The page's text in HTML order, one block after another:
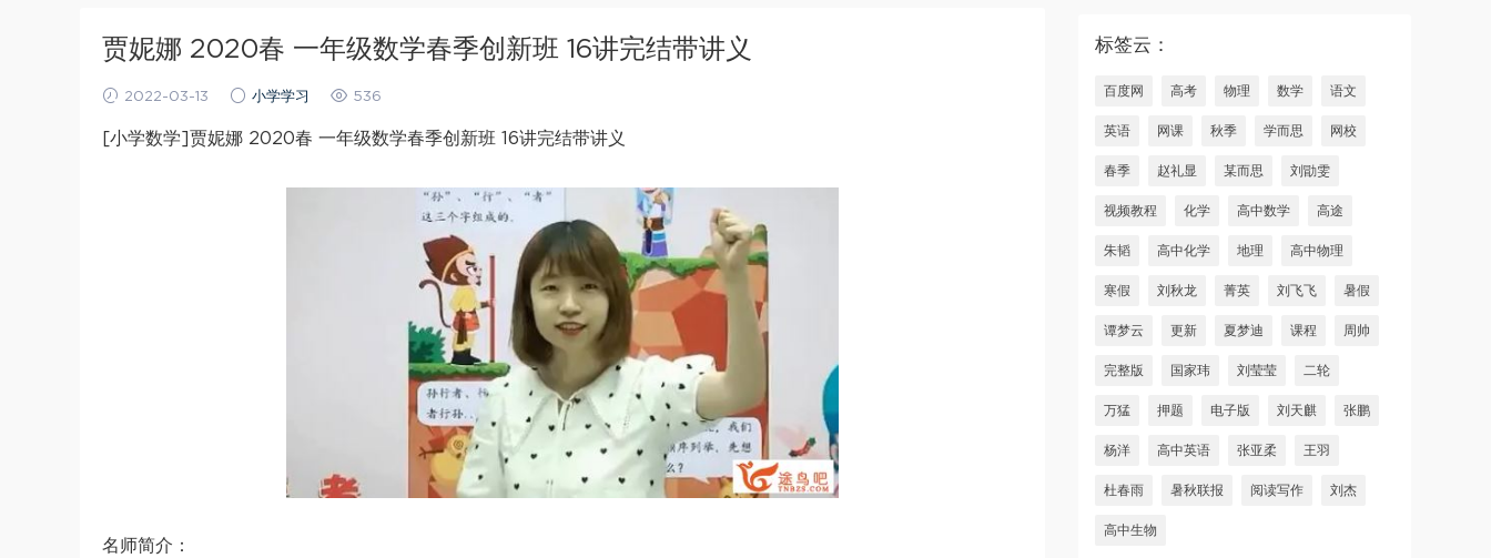
贾妮娜 2020春 一年级数学春季创新班 16讲完结带讲义
2022-03-13 小学学习 536
[小学数学]贾妮娜 2020春 一年级数学春季创新班 16讲完结带讲义
名师简介：
标签云：
百度网 高考 物理 数学 语文
英语 网课 秋季 学而思 网校
春季 赵礼显 某而思 刘勖雯
视频教程 化学 高中数学 高途
朱韬 高中化学 地理 高中物理
寒假 刘秋龙 菁英 刘飞飞 暑假
谭梦云 更新 夏梦迪 课程 周帅
完整版 国家玮 刘莹莹 二轮
万猛 押题 电子版 刘天麒 张鹏
杨洋 高中英语 张亚柔 王羽
杜春雨 暑秋联报 阅读写作 刘杰
高中生物